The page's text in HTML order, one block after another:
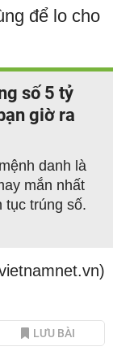
để lo cho
số 5 tỷ
giờ ra
danh là
mắn nhất
tục trúng số.
LƯU BÀI